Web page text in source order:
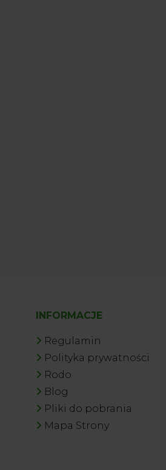
INFORMACJE
Regulamin
Polityka prywatności
Rodo
Blog
Pliki do pobrania
Mapa Strony